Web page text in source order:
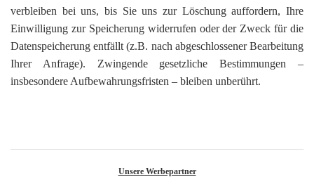
verbleiben bei uns, bis Sie uns zur Löschung auffordern, Ihre
Einwilligung zur Speicherung widerrufen oder der Zweck für die
Datenspeicherung entfällt (z.B. nach abgeschlossener Bearbeitung
Ihrer Anfrage). Zwingende gesetzliche Bestimmungen –
insbesondere Aufbewahrungsfristen – bleiben unberührt.
Unsere Werbepartner